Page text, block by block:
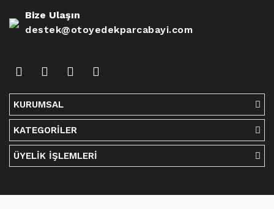
Bize Ulaşın
destek@otoyedekparcabayi.com
KURUMSAL
KATEGORİLER
ÜYELİK İŞLEMLERİ